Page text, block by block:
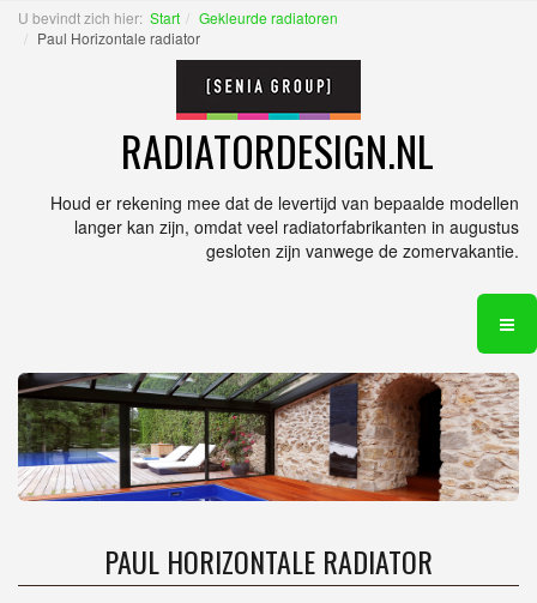
U bevindt zich hier: Start
Gekleurde radiatoren
Paul Horizontale radiator
RADIATORDESIGN.NL
Houd er rekening mee dat de levertijd van bepaalde modellen
langer kan zijn, omdat veel radiatorfabrikanten in augustus
gesloten zijn vanwege de zomervakantie.
PAUL HORIZONTALE RADIATOR